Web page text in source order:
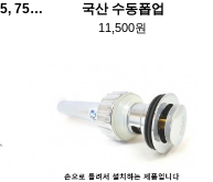
육가(일반용) - 50, 65, 75, 100파이 국산 수동폽업
11,500원